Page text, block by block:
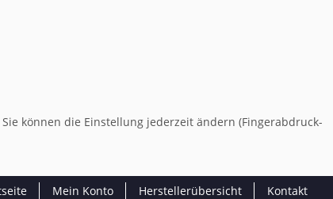
können die Einstellung jederzeit ändern (Fingerabdruck-
Mein Konto Herstellerübersicht Kontakt